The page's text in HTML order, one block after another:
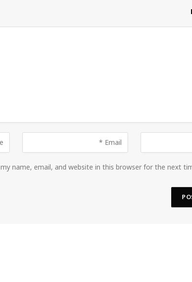
name, email, and website in this browser for the next